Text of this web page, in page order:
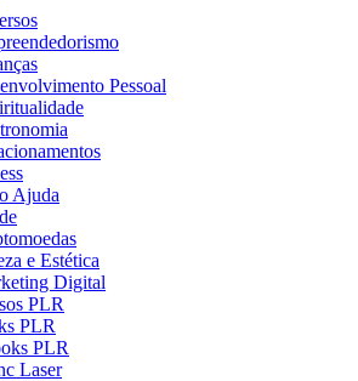
Pessoal
Ajuda
e Estética
Digital
PLR
PLR
PLR
Laser